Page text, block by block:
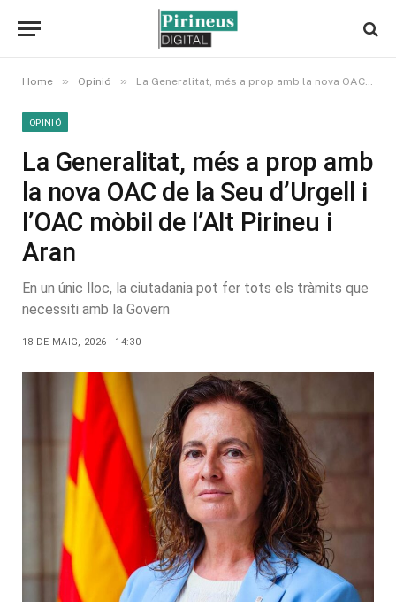
Home » Opinió » La Generalitat, més a prop amb la nova OAC de la Seu d’Urgell i l’OAC mòbil de l’Alt Pirineu i Aran
OPINIÓ
La Generalitat, més a prop amb
la nova OAC de la Seu d’Urgell i
l’OAC mòbil de l’Alt Pirineu i
Aran
En un únic lloc, la ciutadania pot fer tots els tràmits que
necessiti amb la Govern
18 DE MAIG, 2026 - 14:30